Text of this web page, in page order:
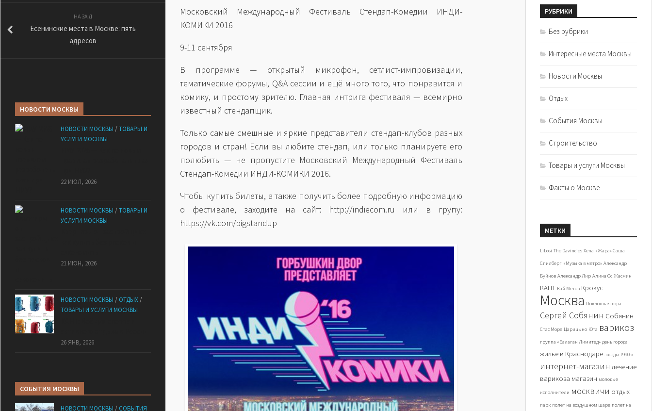
Московский Международный Фестиваль Стендап-Комедии ИНДИ-
КОМИКИ 2016
9-11 сентября
В программе — открытый микрофон, сетлист-импровизации,
тематические форумы, Q&A сессии и ещё много того, что понравится и
комику, и простому зрителю. Главная интрига фестиваля — всемирно
известный стендапщик.
Только самые смешные и яркие представители стендап-клубов разных
городов и стран! Если вы любите стендап, или только планируете его
полюбить — не пропустите Московский Международный Фестиваль
Стендап-Комедии ИНДИ-КОМИКИ 2016.
Чтобы купить билеты, а также получить более подробную информацию
о фестивале, заходите на сайт: http://indiecom.ru или в групу:
https://vk.com/bigstandup
НАЗАД
Есенинские места в Москве: пять
адресов
НОВОСТИ МОСКВЫ
НОВОСТИ МОСКВЫ /ТОВАРЫ И
УСЛУГИ МОСКВЫ
22 ИЮЛ, 2026
НОВОСТИ МОСКВЫ /ТОВАРЫ И
УСЛУГИ МОСКВЫ
21 ИЮН, 2026
НОВОСТИ МОСКВЫ / ОТДЫХ /
ТОВАРЫ И УСЛУГИ МОСКВЫ
26 ЯНВ, 2026
СОБЫТИЯ МОСКВЫ
НОВОСТИ МОСКВЫ / СОБЫТИЯ
РУБРИКИ
Без рубрики
Интересные места Москвы
Новости Москвы
Отдых
События Москвы
Строительство
Товары и услуги Москвы
Факты о Москве
МЕТКИ
LiLosi The Davincies Xena «Жара» Саша
Спилберг «Музыка в метро» Александр
Буйнов Александр Лир Алина Ос Жасмин
КАНТ Кай Метов Крокус
Москва Поклонная гора
Сергей Собянин Собянин
Стас Море Царицыно Юта варикоз
группа «Балаган Лимитед» день города
жилье в Краснодаре звезды 1990-х
интернет-магазин лечение
варикоза магазин молодые
исполнители москвичи отдых
парк полет на воздушном шаре полет на